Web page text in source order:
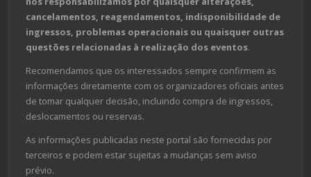
cancelamentos, reagendamentos, indisponibilidade de
ingressos, problemas operacionais ou quaisquer outras
questões relacionadas à realização dos eventos.
Recomendamos que os interessados sempre confirmem as
informações diretamente com os organizadores oficiais antes
de tomar qualquer decisão, incluindo compra de ingressos,
deslocamentos ou reservas.
As informações publicadas neste portal são fornecidas por
terceiros e podem estar sujeitas a mudanças sem aviso
prévio.